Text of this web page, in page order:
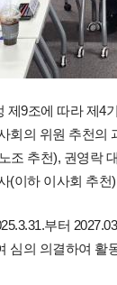
9조에 따라 제4
회의 위원 추천의
조 추천), 권영락
(이하 이사회 추천
부터
심의 의결하여 활